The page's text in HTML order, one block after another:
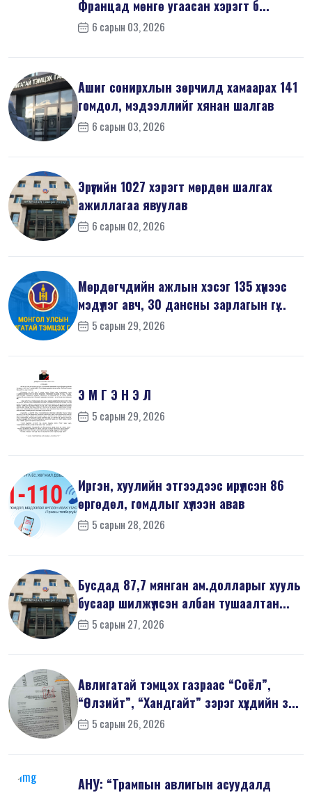
Францад мөнгө угаасан хэрэгт б...
6 сарын 03, 2026
Ашиг сонирхлын зөрчилд хамаарах 141
гомдол, мэдээллийг хянан шалгав
6 сарын 03, 2026
Эрүүгийн 1027 хэрэгт мөрдөн шалгах
ажиллагаа явуулав
6 сарын 02, 2026
Мөрдөгчдийн ажлын хэсэг 135 хүнээс
мэдүүлэг авч, 30 дансны зарлагын гү...
5 сарын 29, 2026
Э М Г Э Н Э Л
5 сарын 29, 2026
Иргэн, хуулийн этгээдээс ирүүлсэн 86
өргөдөл, гомдлыг хүлээн авав
5 сарын 28, 2026
Бусдад 87,7 мянган ам.долларыг хууль
бусаар шилжүүлсэн албан тушаалтан...
5 сарын 27, 2026
Авлигатай тэмцэх газраас “Соёл”,
“Өлзийт”, “Хандгайт” зэрэг хүүхдийн з...
5 сарын 26, 2026
АНУ: “Трампын авлигын асуудалд